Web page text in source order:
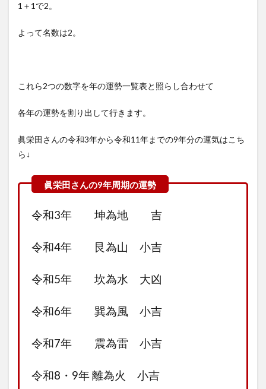
1＋1で2。
よって名数は2。
これら2つの数字を年の運勢一覧表と照らし合わせて
各年の運勢を割り出して行きます。
眞栄田さんの令和3年から令和11年までの9年分の運気はこち
ら↓
令和3年 坤為地 吉
令和4年 艮為山 小吉
令和5年 坎為水 大凶
令和6年 巽為風 小吉
令和7年 震為雷 小吉
令和8・9年 離為火 小吉